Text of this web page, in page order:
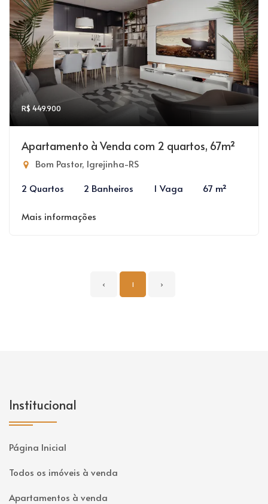
R$ 449.900
Apartamento à Venda com 2 quartos, 67m²
Bom Pastor, Igrejinha-RS
2 Quartos
2 Banheiros 1 Vaga 67 m²
Mais informações
‹ 1 ›
Institucional
Página Inicial
Todos os imóveis à venda
Apartamentos à venda